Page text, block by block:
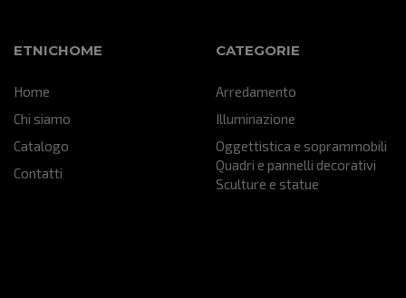
ETNICHOME
Home
Chi siamo
Catalogo
Contatti
CATEGORIE
Arredamento
Illuminazione
Oggettistica e soprammobili
Quadri e pannelli decorativi
Sculture e statue